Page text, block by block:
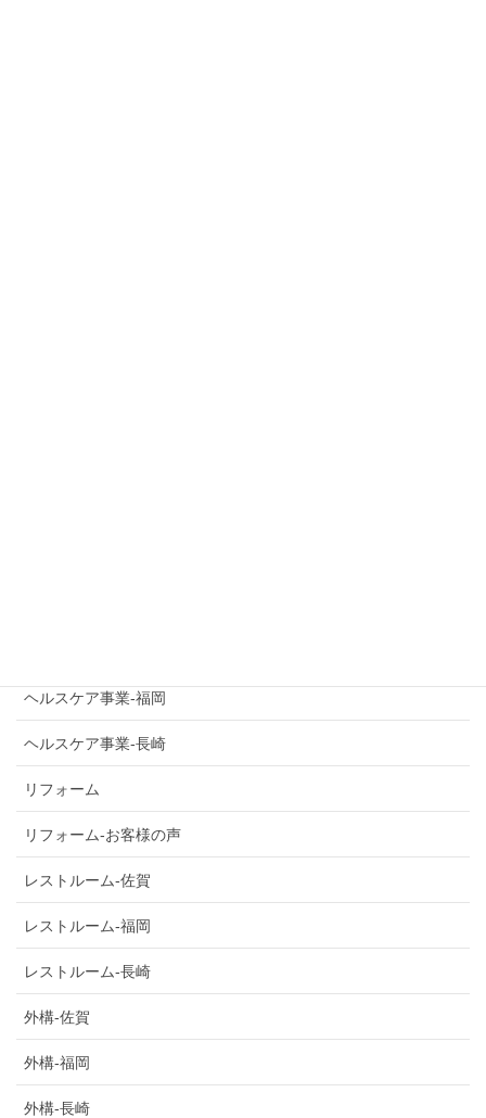
ヘルスケア事業-福岡
ヘルスケア事業-長崎
リフォーム
リフォーム-お客様の声
レストルーム-佐賀
レストルーム-福岡
レストルーム-長崎
外構-佐賀
外構-福岡
外構-長崎